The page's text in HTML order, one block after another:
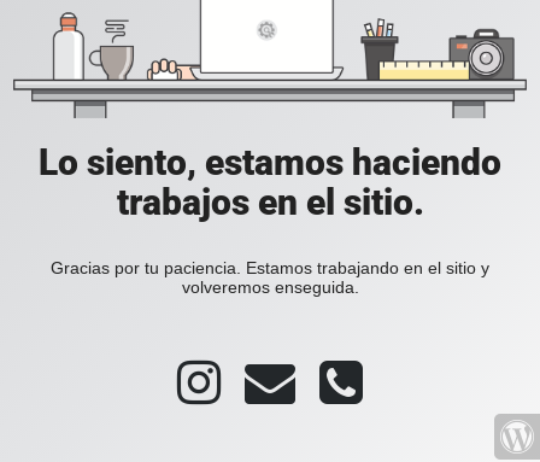
Lo siento, estamos haciendo
trabajos en el sitio.
Gracias por tu paciencia. Estamos trabajando en el sitio y
volveremos enseguida.